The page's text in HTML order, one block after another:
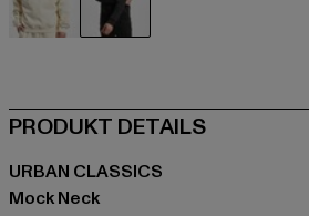
PRODUKT DETAILS
URBAN CLASSICS
Mock Neck